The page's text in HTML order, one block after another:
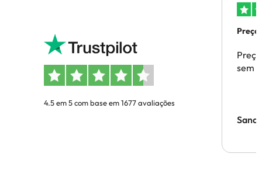
4.5 em 5 com base em 1677 avaliações
sem